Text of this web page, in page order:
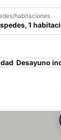
habitaciones
1
Desayuno